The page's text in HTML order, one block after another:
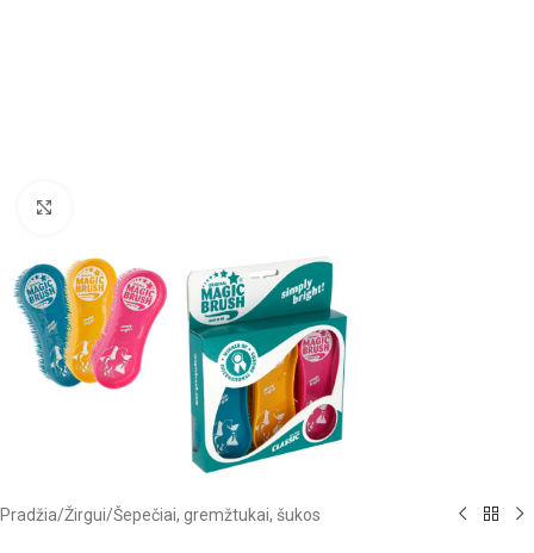
Pradžia/Žirgui/Šepečiai, gremžtukai, šukos